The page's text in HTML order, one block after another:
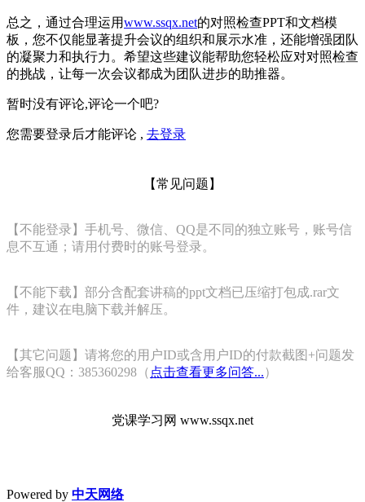
总之，通过合理运用www.ssqx.net的对照检查PPT和文档模
板，您不仅能显著提升会议的组织和展示水准，还能增强团队
的凝聚力和执行力。希望这些建议能帮助您轻松应对对照检查
的挑战，让每一次会议都成为团队进步的助推器。
暂时没有评论,评论一个吧?
您需要登录后才能评论 , 去登录
【常见问题】
【不能登录】手机号、微信、QQ是不同的独立账号，账号信
息不互通；请用付费时的账号登录。
【不能下载】部分含配套讲稿的ppt文档已压缩打包成.rar文
件，建议在电脑下载并解压。
【其它问题】请将您的用户ID或含用户ID的付款截图+问题发
给客服QQ：385360298（ 点击查看更多问答...）
党课学习网 www.ssqx.net
Powered by 中天网络